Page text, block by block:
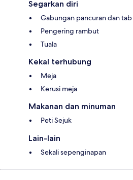
Segarkan diri
Gabungan pancuran dan tab
Pengering rambut
Tuala
Kekal terhubung
Meja
Kerusi meja
Makanan dan minuman
Peti Sejuk
Lain-lain
Sekali sepenginapan